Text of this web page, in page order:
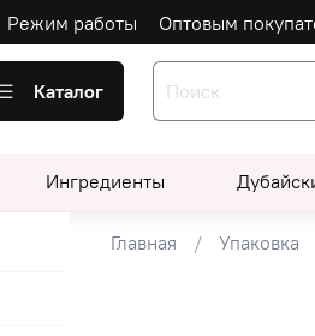
Режим работы Оптовым
Каталог
Ингредиенты
Главная Упаковка